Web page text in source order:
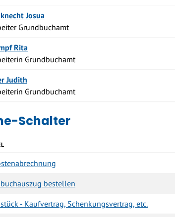
JosuaFunktion
Grundbuchamt
RitaFunktion
Grundbuchamt
JudithFunktion
Grundbuchamt
Schalter
bestellen
- Kaufvertrag, Schenkungsvertrag, etc.